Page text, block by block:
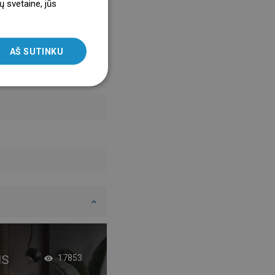
17853
LITHUANIAN
ESTONIAN
LATVIAN
svetaine, jūs
AŠ SUTINKU